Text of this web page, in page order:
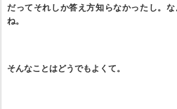
だってそれしか答え方知らなかったし。
ね。
そんなことはどうでもよくて。